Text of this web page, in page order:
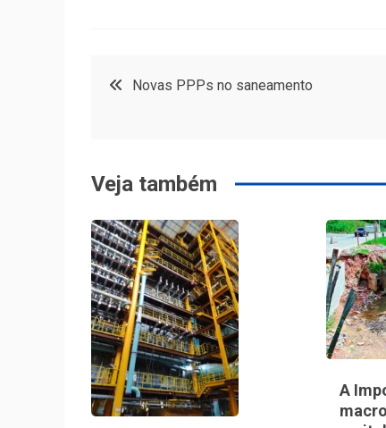
Navegação
Post
Novas PPPs no saneamento
Veja também
A